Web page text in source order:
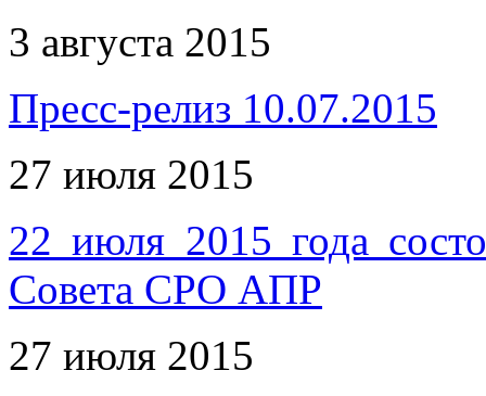
3 августа 2015
Пресс-релиз 10.07.2015
27 июля 2015
22 июля 2015 года
Совета СРО АПР
27 июля 2015